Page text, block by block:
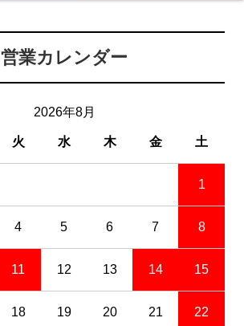
営業カレンダー
2026年8月
火 水 木 金 土
1
4 5 6 7 8
11 12 13 14 15
18 19 20 21 22